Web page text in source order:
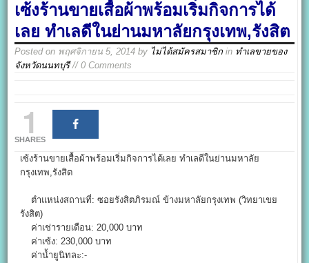
เซ้งร้านขายเสื้อผ้าพร้อมเริ่มกิจการได้
เลย ทำเลดีในย่านมหาลัยกรุงเทพ,รังสิต
Posted on พฤศจิกายน 5, 2014 by ไม่ได้สมัครสมาชิก in ทำเลขายของ
จังหวัดนนทบุรี// 0 Comments
1
SHARES
เซ้งร้านขายเสื้อผ้าพร้อมเริ่มกิจการได้เลย ทำเลดีในย่านมหาลัย
กรุงเทพ,รังสิต
ตำแหน่งสถานที่: ซอยรังสิตภิรมณ์ ข้างมหาลัยกรุงเทพ (วิทยาเขย
รังสิต)
ค่าเช่ารายเดือน: 20,000 บาท
ค่าเซ้ง: 230,000 บาท
ค่าน้ำยูนิทละ:-